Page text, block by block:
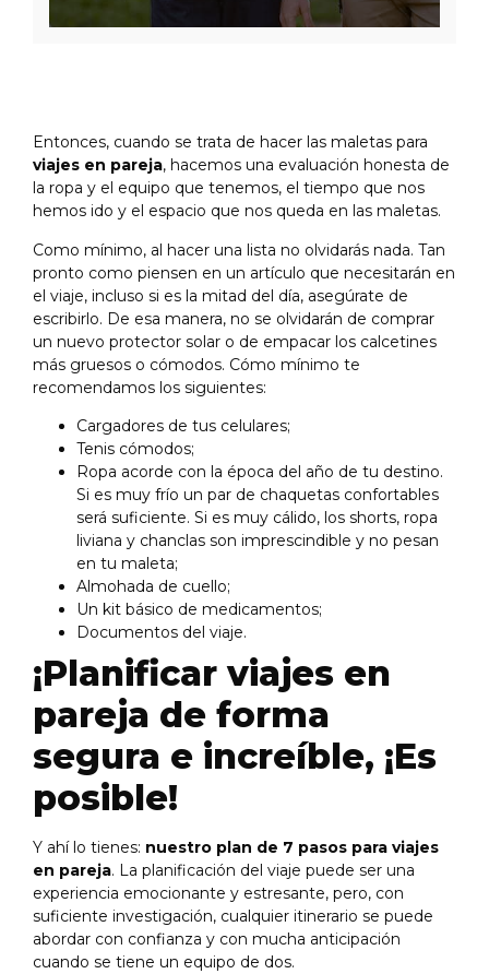
Entonces, cuando se trata de hacer las maletas para
viajes en pareja, hacemos una evaluación honesta de
la ropa y el equipo que tenemos, el tiempo que nos
hemos ido y el espacio que nos queda en las maletas.
Como mínimo, al hacer una lista no olvidarás nada. Tan
pronto como piensen en un artículo que necesitarán en
el viaje, incluso si es la mitad del día, asegúrate de
escribirlo. De esa manera, no se olvidarán de comprar
un nuevo protector solar o de empacar los calcetines
más gruesos o cómodos. Cómo mínimo te
recomendamos los siguientes:
Cargadores de tus celulares;
Tenis cómodos;
Ropa acorde con la época del año de tu destino.
Si es muy frío un par de chaquetas confortables
será suficiente. Si es muy cálido, los shorts, ropa
liviana y chanclas son imprescindible y no pesan
en tu maleta;
Almohada de cuello;
Un kit básico de medicamentos;
Documentos del viaje.
¡Planificar viajes en
pareja de forma
segura e increíble, ¡Es
posible!
Y ahí lo tienes: nuestro plan de 7 pasos para viajes
en pareja. La planificación del viaje puede ser una
experiencia emocionante y estresante, pero, con
suficiente investigación, cualquier itinerario se puede
abordar con confianza y con mucha anticipación
cuando se tiene un equipo de dos.